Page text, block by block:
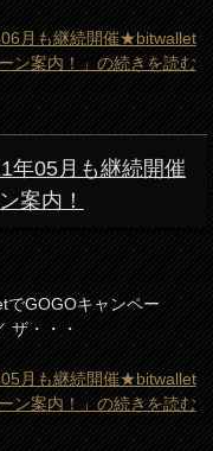
月も継続開催★bitwallet
ン案内！」の続きを読む
年05月も継続開催
案内！
でGOGOキャンペー
ザ・・・
月も継続開催★bitwallet
ン案内！」の続きを読む